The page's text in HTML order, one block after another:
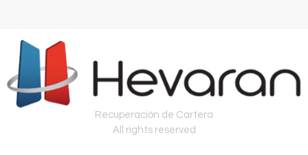
Recuperación de Cartera
All rights reserved